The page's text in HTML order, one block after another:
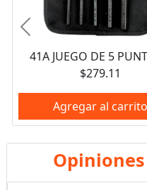
$279.11
Agregar al carrito
Anterior